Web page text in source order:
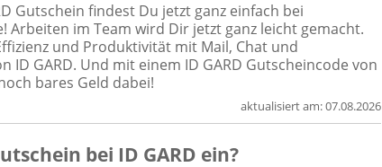
Gutschein findest Du jetzt ganz einfach bei
Arbeiten im Team wird Dir jetzt ganz leicht gemacht.
und Produktivität mit Mail, Chat und
ID GARD. Und mit einem ID GARD Gutscheincode von
bares Geld dabei!
aktualisiert am:07.08.2026
bei ID GARD ein?